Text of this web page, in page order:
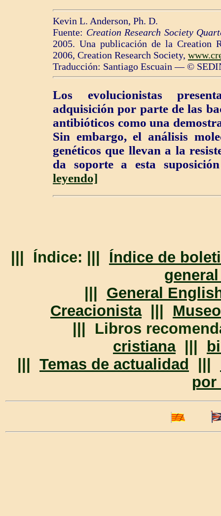
Kevin L. Anderson, Ph. D.
Fuente: Creation Research Society
2005. Una publicación de la Creation
2006, Creation Research Society,
Traducción: Santiago Escuain — ©
Los evolucionistas
adquisición por parte de las
antibióticos como una
Sin embargo, el análisis
genéticos que llevan a la
da soporte a esta
leyendo]
||| Índice: ||| Índice de
General
Creacionista|||
||| Libros
cristiana|||
Temas de actualidad
por